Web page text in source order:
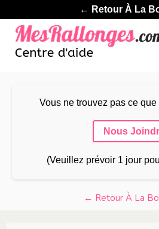
← Retour À La
Vous ne trouvez pas ce
Nous
(Veuillez prévoir 1 jour
← Retour À La